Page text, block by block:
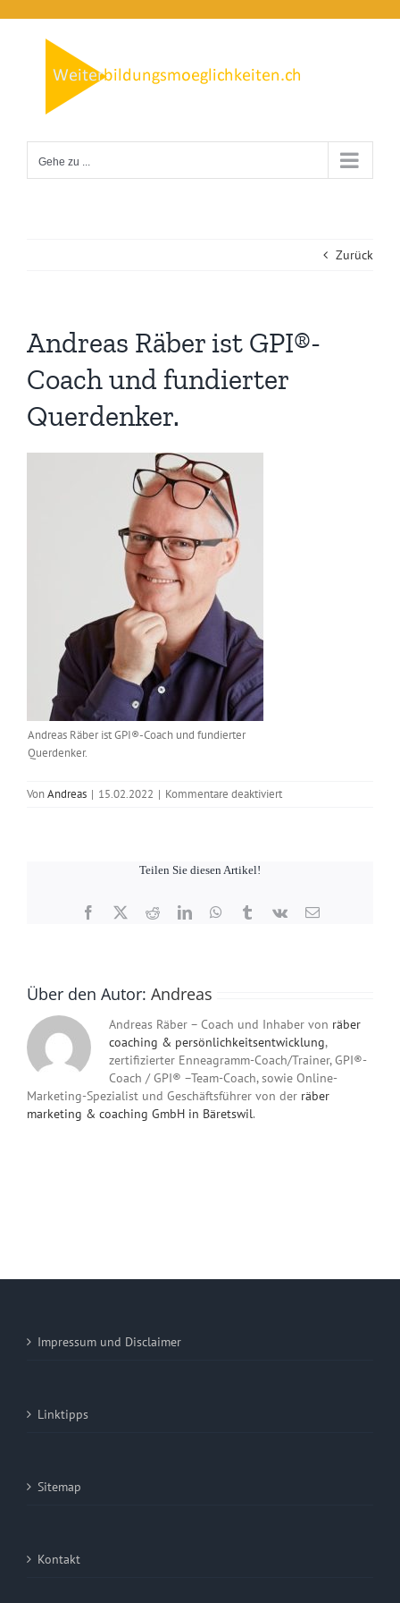
springen
Gehe zu ...
Zurück
Andreas Räber ist GPI®-
Coach und fundierter
Querdenker.
Andreas Räber ist GPI®-Coach und fundierter
Querdenker.
VonAndreas | 15.02.2022 | Kommentare deaktiviertfür
fundierter
Querdenker.
Teilen Sie diesen Artikel!
Facebook
X RedditLinkedInWhatsApp
TumblrVk
E-
Über den Autor: Andreas
Andreas Räber – Coach und Inhaber von räber
coaching & persönlichkeitsentwicklung,
zertifizierter Enneagramm-Coach/Trainer, GPI®-
Coach / GPI® –Team-Coach, sowie Online-
Marketing-Spezialist und Geschäftsführer von der räber
marketing & coaching GmbH in Bäretswil.
Impressum und Disclaimer
Linktipps
Sitemap
Kontakt